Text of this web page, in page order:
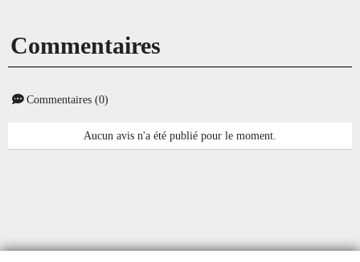
Commentaires
Commentaires (0)
Aucun avis n'a été publié pour le moment.